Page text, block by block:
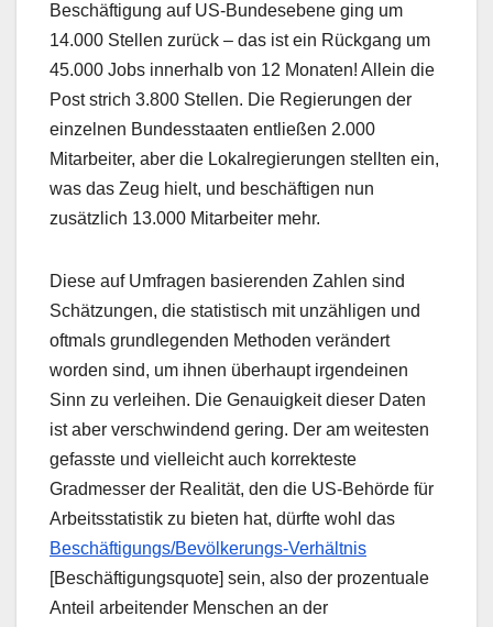
Beschäftigung auf US-Bundesebene ging um
14.000 Stellen zurück – das ist ein Rückgang um
45.000 Jobs innerhalb von 12 Monaten! Allein die
Post strich 3.800 Stellen. Die Regierungen der
einzelnen Bundesstaaten entließen 2.000
Mitarbeiter, aber die Lokalregierungen stellten ein,
was das Zeug hielt, und beschäftigen nun
zusätzlich 13.000 Mitarbeiter mehr.
Diese auf Umfragen basierenden Zahlen sind
Schätzungen, die statistisch mit unzähligen und
oftmals grundlegenden Methoden verändert
worden sind, um ihnen überhaupt irgendeinen
Sinn zu verleihen. Die Genauigkeit dieser Daten
ist aber verschwindend gering. Der am weitesten
gefasste und vielleicht auch korrekteste
Gradmesser der Realität, den die US-Behörde für
Arbeitsstatistik zu bieten hat, dürfte wohl das
Beschäftigungs/Bevölkerungs-Verhältnis
[Beschäftigungsquote] sein, also der prozentuale
Anteil arbeitender Menschen an der